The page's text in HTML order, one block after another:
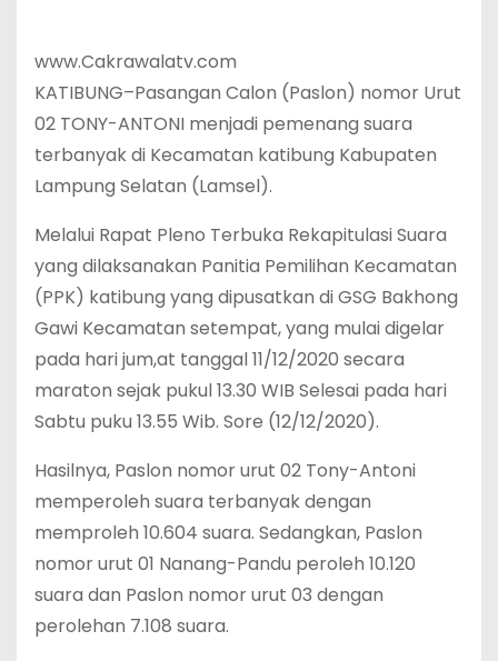
www.Cakrawalatv.com
KATIBUNG–Pasangan Calon (Paslon) nomor Urut
02 TONY-ANTONI menjadi pemenang suara
terbanyak di Kecamatan katibung Kabupaten
Lampung Selatan (Lamsel).
Melalui Rapat Pleno Terbuka Rekapitulasi Suara
yang dilaksanakan Panitia Pemilihan Kecamatan
(PPK) katibung yang dipusatkan di GSG Bakhong
Gawi Kecamatan setempat, yang mulai digelar
pada hari jum,at tanggal 11/12/2020 secara
maraton sejak pukul 13.30 WIB Selesai pada hari
Sabtu puku 13.55 Wib. Sore (12/12/2020).
Hasilnya, Paslon nomor urut 02 Tony-Antoni
memperoleh suara terbanyak dengan
memproleh 10.604 suara. Sedangkan, Paslon
nomor urut 01 Nanang-Pandu peroleh 10.120
suara dan Paslon nomor urut 03 dengan
perolehan 7.108 suara.